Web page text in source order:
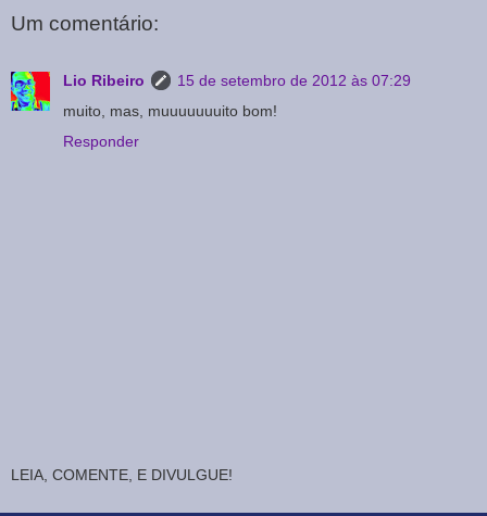
Um comentário:
Lio Ribeiro
15 de setembro de 2012 às 07:29
muito, mas, muuuuuuuito bom!
Responder
LEIA, COMENTE, E DIVULGUE!